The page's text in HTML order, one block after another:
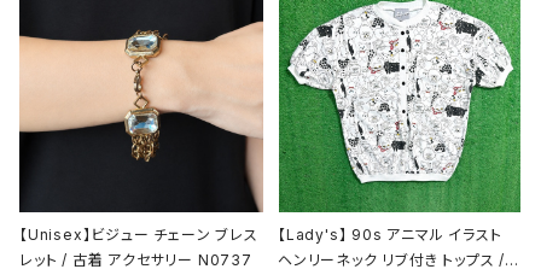
デニムパンツ
スカート
【Unisex】ビジュー チェーン ブレス
レット / 古着 アクセサリー N0737
【Lady's】 90s アニマル イラスト
ヘンリーネック リブ付き トップス /